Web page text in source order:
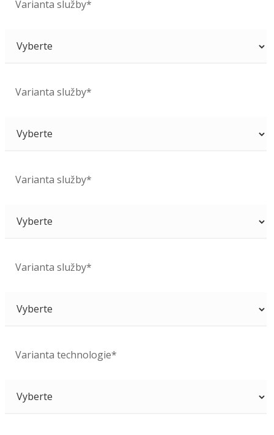
Varianta služby*
Varianta služby*
Varianta služby*
Varianta služby*
Varianta technologie*